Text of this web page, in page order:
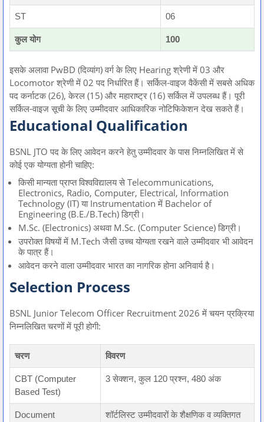
ST 06
कुल योग 100
इसके अलावा PwBD (दिव्यांग) वर्ग के लिए Hearing श्रेणी में 03 और
Locomotor श्रेणी में 02 पद निर्धारित हैं। सर्किल-वाइज वैकेंसी में सबसे अधिक
पद कर्नाटक (26), केरल (15) और महाराष्ट्र (16) सर्किल में उपलब्ध हैं। पूरी
सर्किल-वाइज सूची के लिए उम्मीदवार आधिकारिक नोटिफिकेशन देख सकते हैं।
Educational Qualification
BSNL JTO पद के लिए आवेदन करने हेतु उम्मीदवार के पास निम्नलिखित में से
कोई एक योग्यता होनी चाहिए:
किसी मान्यता प्राप्त विश्वविद्यालय से Telecommunications,
Electronics, Radio, Computer, Electrical, Information
Technology (IT) या Instrumentation में Bachelor of
Engineering (B.E./B.Tech) डिग्री।
M.Sc. (Electronics) अथवा M.Sc. (Computer Science) डिग्री।
उपरोक्त विषयों में M.Tech जैसी उच्च योग्यता रखने वाले उम्मीदवार भी आवेदन
के पात्र हैं।
आवेदन करने वाला उम्मीदवार भारत का नागरिक होना अनिवार्य है।
Selection Process
BSNL Junior Telecom Officer Recruitment 2026 में चयन प्रक्रिया
निम्नलिखित चरणों में पूरी होगी:
चरण विवरण
CBT (Computer
Based Test)
3 सेक्शन, कुल 120 प्रश्न, 480 अंक
Document
शॉर्टलिस्ट उम्मीदवारों के शैक्षणिक व व्यक्तिगत